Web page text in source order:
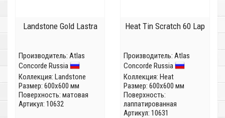
Landstone Gold Lastra
Производитель: Atlas
Concorde Russia
Коллекция: Landstone
Размер: 600x600 мм
Поверхность: матовая
Артикул: 10632
Heat Tin Scratch 60 Lap
Производитель: Atlas
Concorde Russia
Коллекция: Heat
Размер: 600x600 мм
Поверхность:
лаппатированная
Артикул: 10631